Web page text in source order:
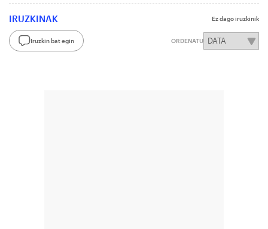
IRUZKINAK Ez dago iruzkinik
Iruzkin bat egin ORDENATU